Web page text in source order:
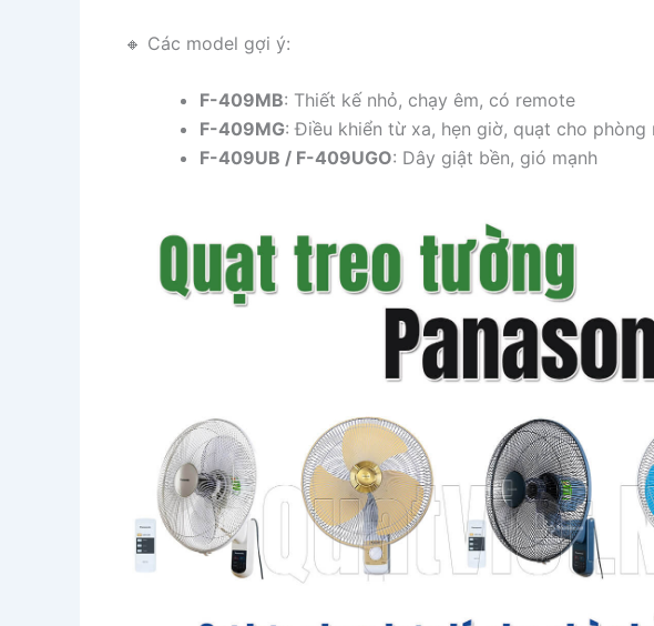
🔸 Các model gợi ý:
F-409MB: Thiết kế nhỏ, chạy êm, có remote
F-409MG: Điều khiển từ xa, hẹn giờ, quạt cho phòng
F-409UB / F-409UGO: Dây giật bền, gió mạnh